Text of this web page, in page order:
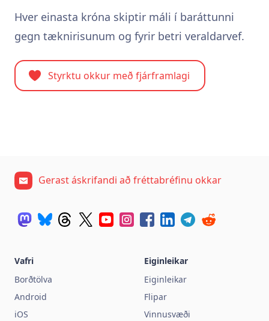
Hver einasta króna skiptir máli í baráttunni
gegn tæknirisunum og fyrir betri veraldarvef.
Styrktu okkur með fjárframlagi
Gerast áskrifandi að fréttabréfinu okkar
Vafri
Borðtölva
Android
iOS
Eiginleikar
Eiginleikar
Flipar
Vinnusvæði